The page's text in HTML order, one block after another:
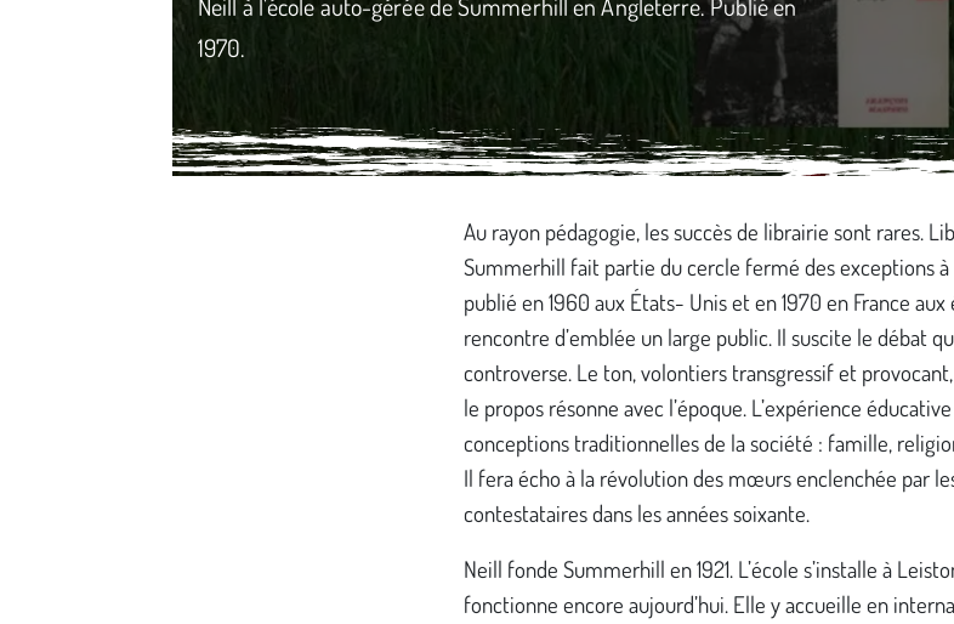
1970.
Au rayon pédagogie, les succès de librairie sont rares.
Summerhill fait partie du cercle fermé des exceptions à
publié en 1960 aux États- Unis et en 1970 en France
rencontre d’emblée un large public. Il suscite le débat
controverse. Le ton, volontiers transgressif et
le propos résonne avec l’époque. L’expérience
conceptions traditionnelles de la société : famille,
Il fera écho à la révolution des mœurs enclenchée par
contestataires dans les années soixante.
Neill fonde Summerhill en 1921. L’école s’installe à
fonctionne encore aujourd’hui. Elle y accueille en